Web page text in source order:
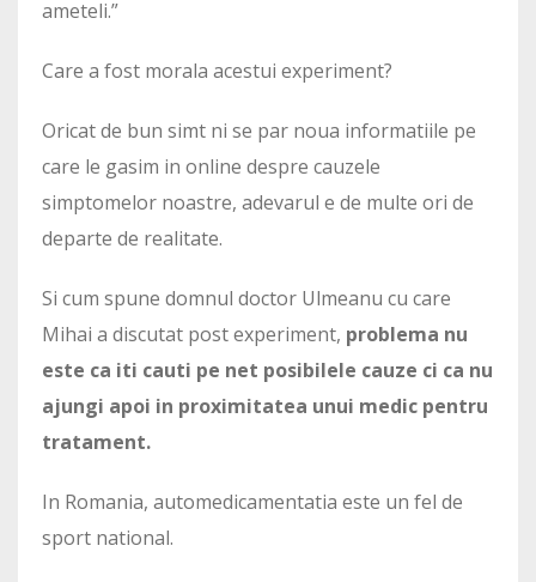
ameteli.”
Care a fost morala acestui experiment?
Oricat de bun simt ni se par noua informatiile pe
care le gasim in online despre cauzele
simptomelor noastre, adevarul e de multe ori de
departe de realitate.
Si cum spune domnul doctor Ulmeanu cu care
Mihai a discutat post experiment, problema nu
este ca iti cauti pe net posibilele cauze ci ca nu
ajungi apoi in proximitatea unui medic pentru
tratament.
In Romania, automedicamentatia este un fel de
sport national.